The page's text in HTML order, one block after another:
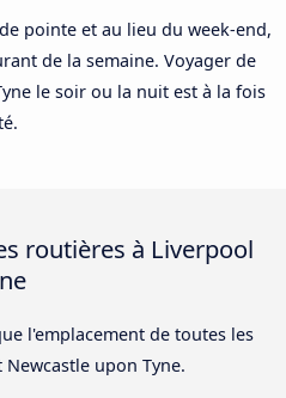
pointe et au lieu du week-end,
de la semaine. Voyager de
le soir ou la nuit est à la fois
routières à Liverpool
l'emplacement de toutes les
upon Tyne.